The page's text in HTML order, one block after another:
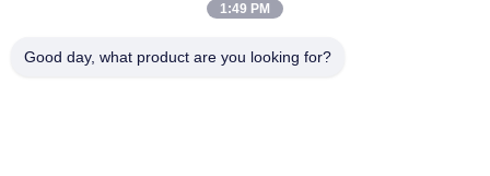
Bleacher exterior Seat da cadeira do estádio do HDPE da parte
1:49 PM
Good day, what product are you looking for?